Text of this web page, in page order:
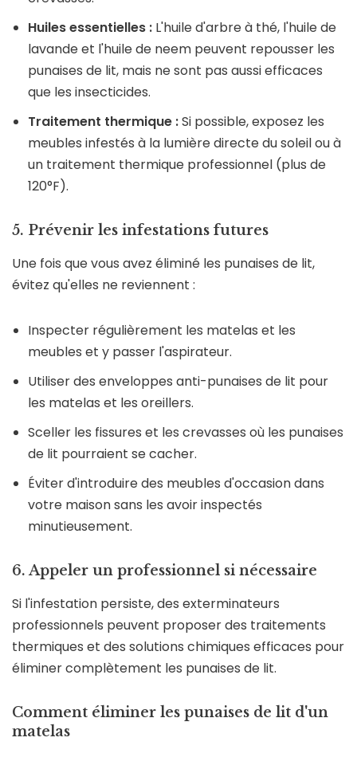
Huiles essentielles : L'huile d'arbre à thé, l'huile de
lavande et l'huile de neem peuvent repousser les
punaises de lit, mais ne sont pas aussi efficaces
que les insecticides.
Traitement thermique :Si possible, exposez les
meubles infestés à la lumière directe du soleil ou à
un traitement thermique professionnel (plus de
120°F).
5. Prévenir les infestations futures
Une fois que vous avez éliminé les punaises de lit,
évitez qu'elles ne reviennent :
Inspecter régulièrement les matelas et les
meubles et y passer l'aspirateur.
Utiliser des enveloppes anti-punaises de lit pour
les matelas et les oreillers.
Sceller les fissures et les crevasses où les punaises
de lit pourraient se cacher.
Éviter d'introduire des meubles d'occasion dans
votre maison sans les avoir inspectés
minutieusement.
6. Appeler un professionnel si nécessaire
Si l'infestation persiste, des exterminateurs
professionnels peuvent proposer des traitements
thermiques et des solutions chimiques efficaces pour
éliminer complètement les punaises de lit.
Comment éliminer les punaises de lit d'un
matelas